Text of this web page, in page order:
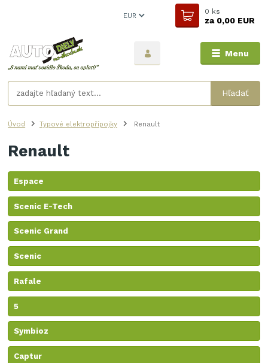
Menu
EUR
Hľadať
0 ks
za0,00 EUR
Úvod Typové elektropřípojky Renault
Renault
Espace
Scenic E-Tech
Scenic Grand
Scenic
Rafale
5
Symbioz
Captur